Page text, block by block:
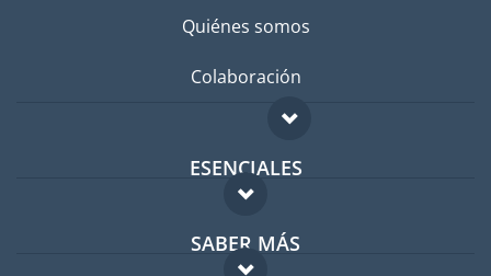
Quiénes somos
Colaboración
ESENCIALES
Foro para expatriados
Guía para expatriados
SABER MÁS